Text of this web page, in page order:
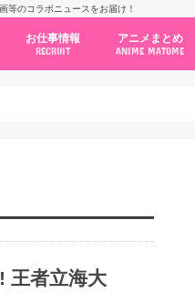
等のコラボニュースをお届け！
お仕事情報
RECRUIT
アニメまとめ
ANIME MATOME
王者立海大